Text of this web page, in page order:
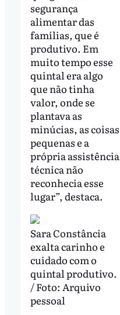
segurança
alimentar das
famílias, que é
produtivo. Em
muito tempo esse
quintal era algo
que não tinha
valor, onde se
plantava as
minúcias, as coisas
pequenas e a
própria assistência
técnica não
reconhecia esse
lugar”, destaca.
Sara Constância
exalta carinho e
cuidado com o
quintal produtivo.
/ Foto: Arquivo
pessoal